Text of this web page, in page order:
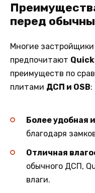
перед
Многие
предпочитают
преимуществ по
плитами ДСП и OSB:
Более удобная
благодаря
Отличная
обычного ДСП,
влаги.